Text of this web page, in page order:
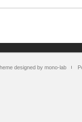
designed by mono-lab